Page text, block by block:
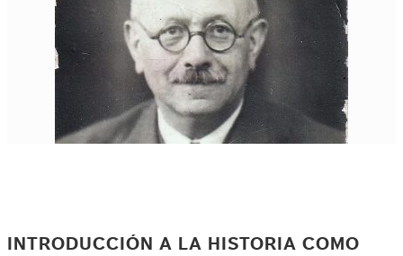
INTRODUCCIÓN A LA HISTORIA COMO